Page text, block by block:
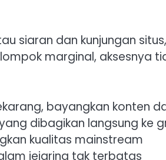
siaran dan kunjungan situs,
marginal, aksesnya
bayangkan konten
dibagikan langsung ke
kualitas mainstream
jejaring tak terbatas